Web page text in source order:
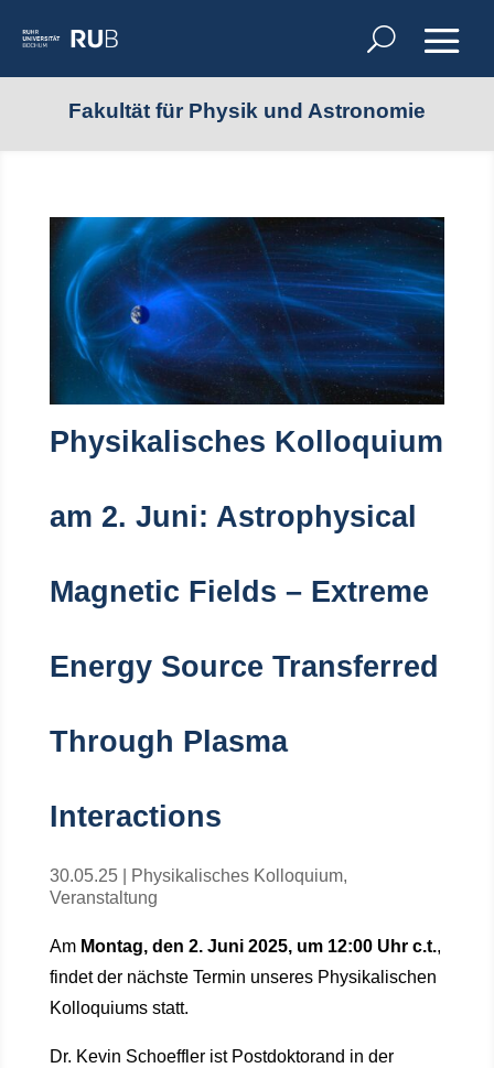
Fakultät für Physik und Astronomie
Physikalisches Kolloquium
am 2. Juni: Astrophysical
Magnetic Fields – Extreme
Energy Source Transferred
Through Plasma
Interactions
30.05.25| Physikalisches Kolloquium,
Veranstaltung
Am Montag, den 2. Juni 2025, um 12:00 Uhr c.t.,
findet der nächste Termin unseres Physikalischen
Kolloquiums statt.
Dr. Kevin Schoeffler ist Postdoktorand in der